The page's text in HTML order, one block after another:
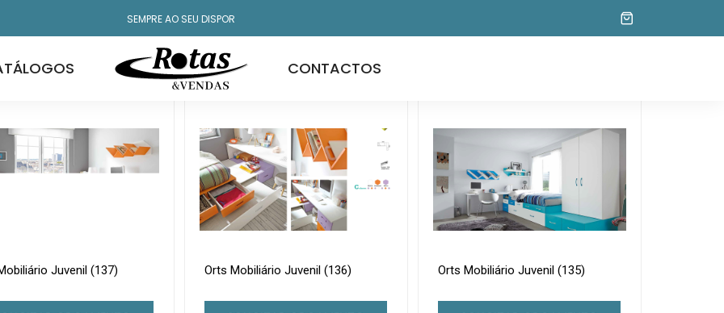
SEMPRE AO SEU DISPOR
CONTACTOS
A mostrar de 464 produtos
Juvenil (137) Orts Mobiliário Juvenil (136) Orts Mobiliário Juvenil (135)